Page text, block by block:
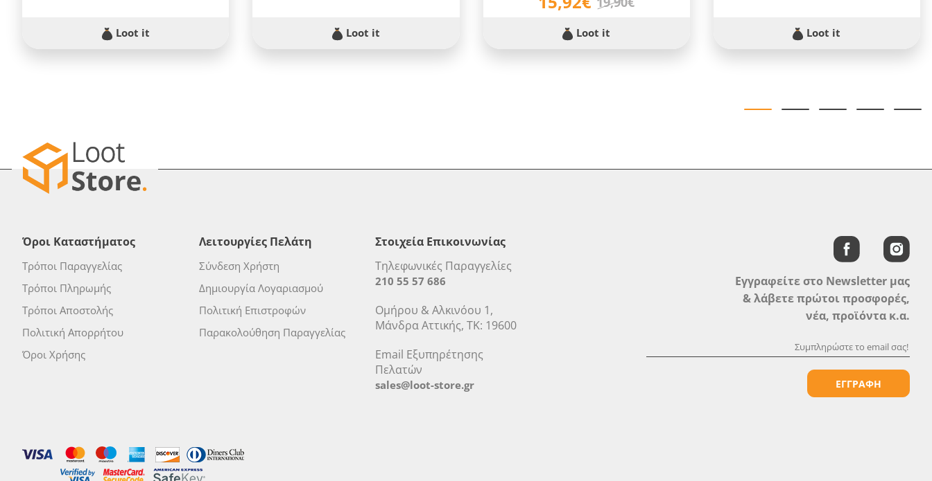
Loot it Loot it Loot it Loot it
Όροι Καταστήματος
Τρόποι Παραγγελίας
Τρόποι Πληρωμής
Τρόποι Αποστολής
Πολιτική Απορρήτου
Όροι Χρήσης
Λειτουργίες Πελάτη
Σύνδεση Χρήστη
Δημιουργία Λογαριασμού
Πολιτική Επιστροφών
Παρακολούθηση Παραγγελίας
Στοιχεία Επικοινωνίας
Τηλεφωνικές Παραγγελίες
210 55 57 686
Ομήρου & Αλκινόου 1,
Μάνδρα Αττικής, ΤΚ: 19600
Email Εξυπηρέτησης
Πελατών
sales@loot-store.gr
Εγγραφείτε στο Newsletter μας
& λάβετε πρώτοι προσφορές,
νέα, προϊόντα κ.α.
ΕΓΓΡΑΦΗ